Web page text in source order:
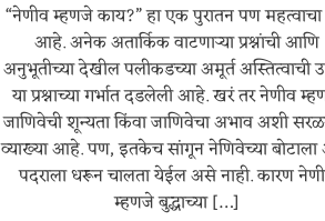
“नेणीव म्हणजे काय?” हा एक पुरातन पण महत्वाचा
आहे. अनेक अतार्किक वाटणाऱ्या प्रश्नांची आणि
अनुभूतीच्या देखील पलीकडच्या अमूर्त अस्तित्वाची
या प्रश्नाच्या गर्भात दडलेली आहे. खरं तर नेणीव
जाणिवेची शून्यता किंवा जाणिवेचा अभाव अशी
व्याख्या आहे. पण, इतकेच सांगून नेणिवेच्या
पदराला धरून चालता येईल असे नाही. कारण
म्हणजे बुद्धाच्या […]